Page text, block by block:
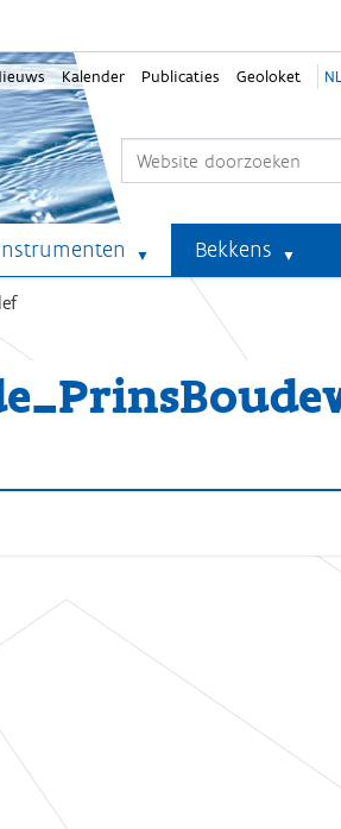
Kalender Publicaties Geoloket
Bekkens